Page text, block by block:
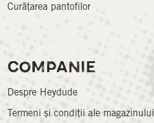
Curățarea pantofilor
COMPANIE
Despre Heydude
Termeni și condiții ale magazinului